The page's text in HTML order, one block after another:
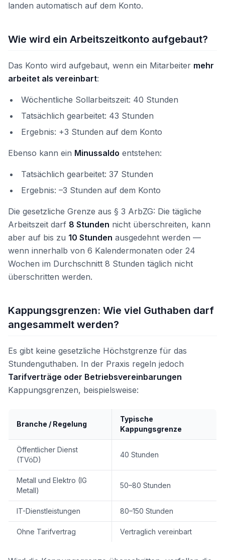
landen automatisch auf dem Konto.
Wie wird ein Arbeitszeitkonto aufgebaut?
Das Konto wird aufgebaut, wenn ein Mitarbeiter mehr
arbeitet als vereinbart:
Wöchentliche Sollarbeitszeit: 40 Stunden
Tatsächlich gearbeitet: 43 Stunden
Ergebnis: +3 Stunden auf dem Konto
Ebenso kann ein Minussaldo entstehen:
Tatsächlich gearbeitet: 37 Stunden
Ergebnis: –3 Stunden auf dem Konto
Die gesetzliche Grenze aus § 3 ArbZG: Die tägliche
Arbeitszeit darf 8 Stunden nicht überschreiten, kann
aber auf bis zu 10 Stunden ausgedehnt werden —
wenn innerhalb von 6 Kalendermonaten oder 24
Wochen im Durchschnitt 8 Stunden täglich nicht
überschritten werden.
Kappungsgrenzen: Wie viel Guthaben darf
angesammelt werden?
Es gibt keine gesetzliche Höchstgrenze für das
Stundenguthaben. In der Praxis regeln jedoch
Tarifverträge oder Betriebsvereinbarungen
Kappungsgrenzen, beispielsweise:
Branche / Regelung
Typische
Kappungsgrenze
Öffentlicher Dienst
(TVöD)
40 Stunden
Metall und Elektro (IG
Metall)
50–80 Stunden
IT-Dienstleistungen 80–150 Stunden
Ohne Tarifvertrag Vertraglich vereinbart